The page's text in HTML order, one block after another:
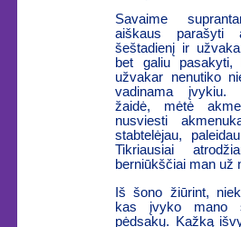
Savaime
aiškaus
šeštadienį ir
bet galiu
užvakar nenutiko
vadinama įvykiu.
žaidė, mėtė
nusviesti
stabtelėjau,
Tikriausiai
berniūkščiai man už
Iš šono žiūrint,
kas įvyko mano
pėdsakų. Kažką